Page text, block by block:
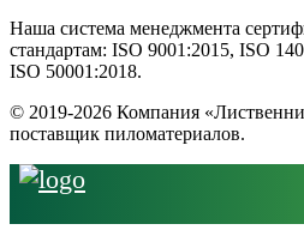
Наша система менеджмента
стандартам: ISO 9001:2015, ISO
ISO 50001:2018.
© 2019-2026 Компания
поставщик пиломатериалов.